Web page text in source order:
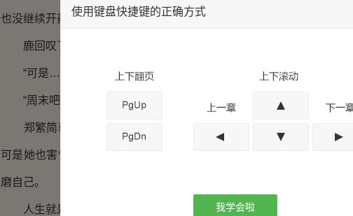
也没继续开药，没跟医生报备……”
鹿回叹了声气：“我现在没事。”
“可是……”
“周末吧。周末再去看医生。”鹿回顿了顿，又重复，“我现在没事的。
郑繁简就怕鹿回不笑的样子，她怕鹿回在她不知道的时候会有各种
可是她也害怕鹿回笑的样子，她担心鹿回把自己内心的阴暗和不悦都
磨自己。
人生就是那几个字：怎么着都不行。
使用键盘快捷键的正确方式
我学会啦